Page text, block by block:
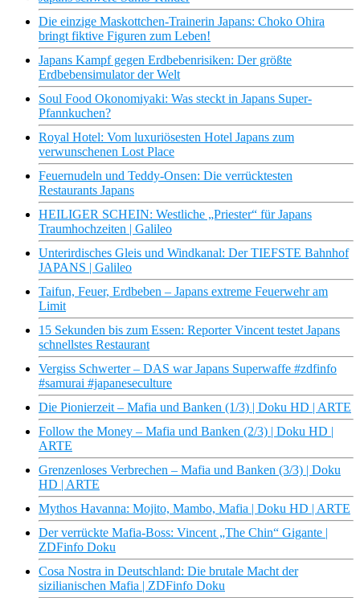
Die einzige Maskottchen-Trainerin Japans: Choko Ohira
bringt fiktive Figuren zum Leben!
Japans Kampf gegen Erdbebenrisiken: Der größte
Erdbebensimulator der Welt
Soul Food Okonomiyaki: Was steckt in Japans Super-
Pfannkuchen?
Royal Hotel: Vom luxuriösesten Hotel Japans zum
verwunschenen Lost Place
Feuernudeln und Teddy-Onsen: Die verrücktesten
Restaurants Japans
HEILIGER SCHEIN: Westliche „Priester“ für Japans
Traumhochzeiten | Galileo
Unterirdisches Gleis und Windkanal: Der TIEFSTE Bahnhof
JAPANS | Galileo
Taifun, Feuer, Erdbeben – Japans extreme Feuerwehr am
Limit
15 Sekunden bis zum Essen: Reporter Vincent testet Japans
schnellstes Restaurant
Vergiss Schwerter – DAS war Japans Superwaffe #zdfinfo
#samurai #japaneseculture
Die Pionierzeit – Mafia und Banken (1/3) | Doku HD | ARTE
Follow the Money – Mafia und Banken (2/3) | Doku HD |
ARTE
Grenzenloses Verbrechen – Mafia und Banken (3/3) | Doku
HD | ARTE
Mythos Havanna: Mojito, Mambo, Mafia | Doku HD | ARTE
Der verrückte Mafia-Boss: Vincent „The Chin“ Gigante |
ZDFinfo Doku
Cosa Nostra in Deutschland: Die brutale Macht der
sizilianischen Mafia | ZDFinfo Doku